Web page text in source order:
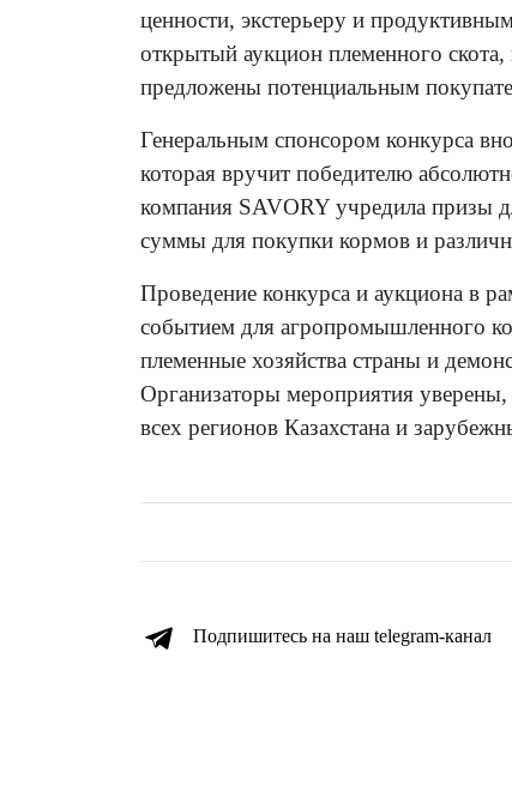
ценности, экстерьеру и
открытый аукцион племенного
предложены потенциальным
Генеральным спонсором конкурса
которая вручит победителю
компания SAVORY учредила призы
суммы для покупки кормов и
Проведение конкурса и аукциона в
событием для агропромышленного
племенные хозяйства страны и
Организаторы мероприятия уверены,
всех регионов Казахстана и
Подпишитесь на наш telegram-канал